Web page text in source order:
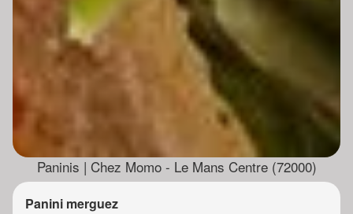
Paninis | Chez Momo - Le Mans Centre (72000)
Panini merguez